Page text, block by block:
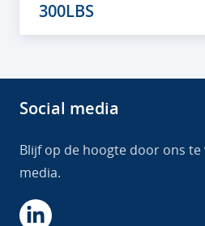
300LBS
Social media
Blijf op de hoogte door ons te
media.